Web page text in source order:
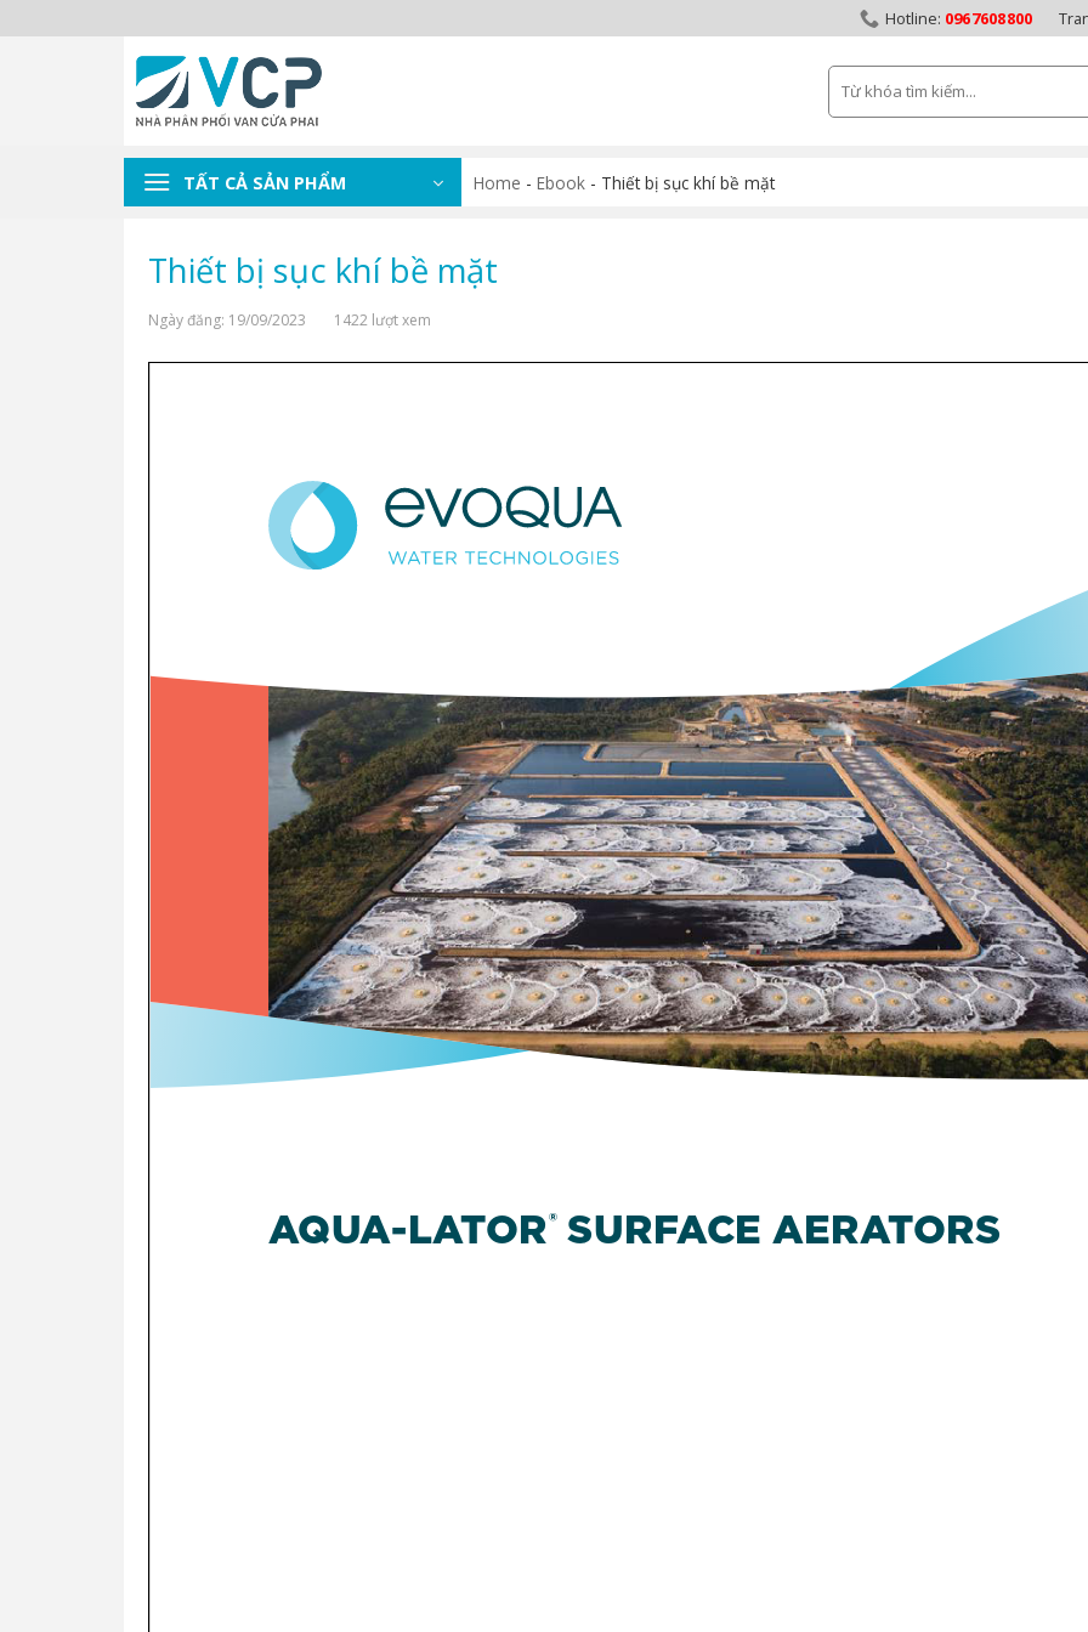
to
0967608800
Tìm
kiếm:
TẤT CẢ SẢN PHẨM Home - Ebook - Thiết bị sục khí bề mặt
Thiết bị sục khí bề mặt
Ngày đăng: 19/09/2023 1422 lượt xem